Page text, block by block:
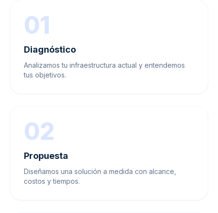
01
Diagnóstico
Analizamos tu infraestructura actual y entendemos
tus objetivos.
02
Propuesta
Diseñamos una solución a medida con alcance,
costos y tiempos.